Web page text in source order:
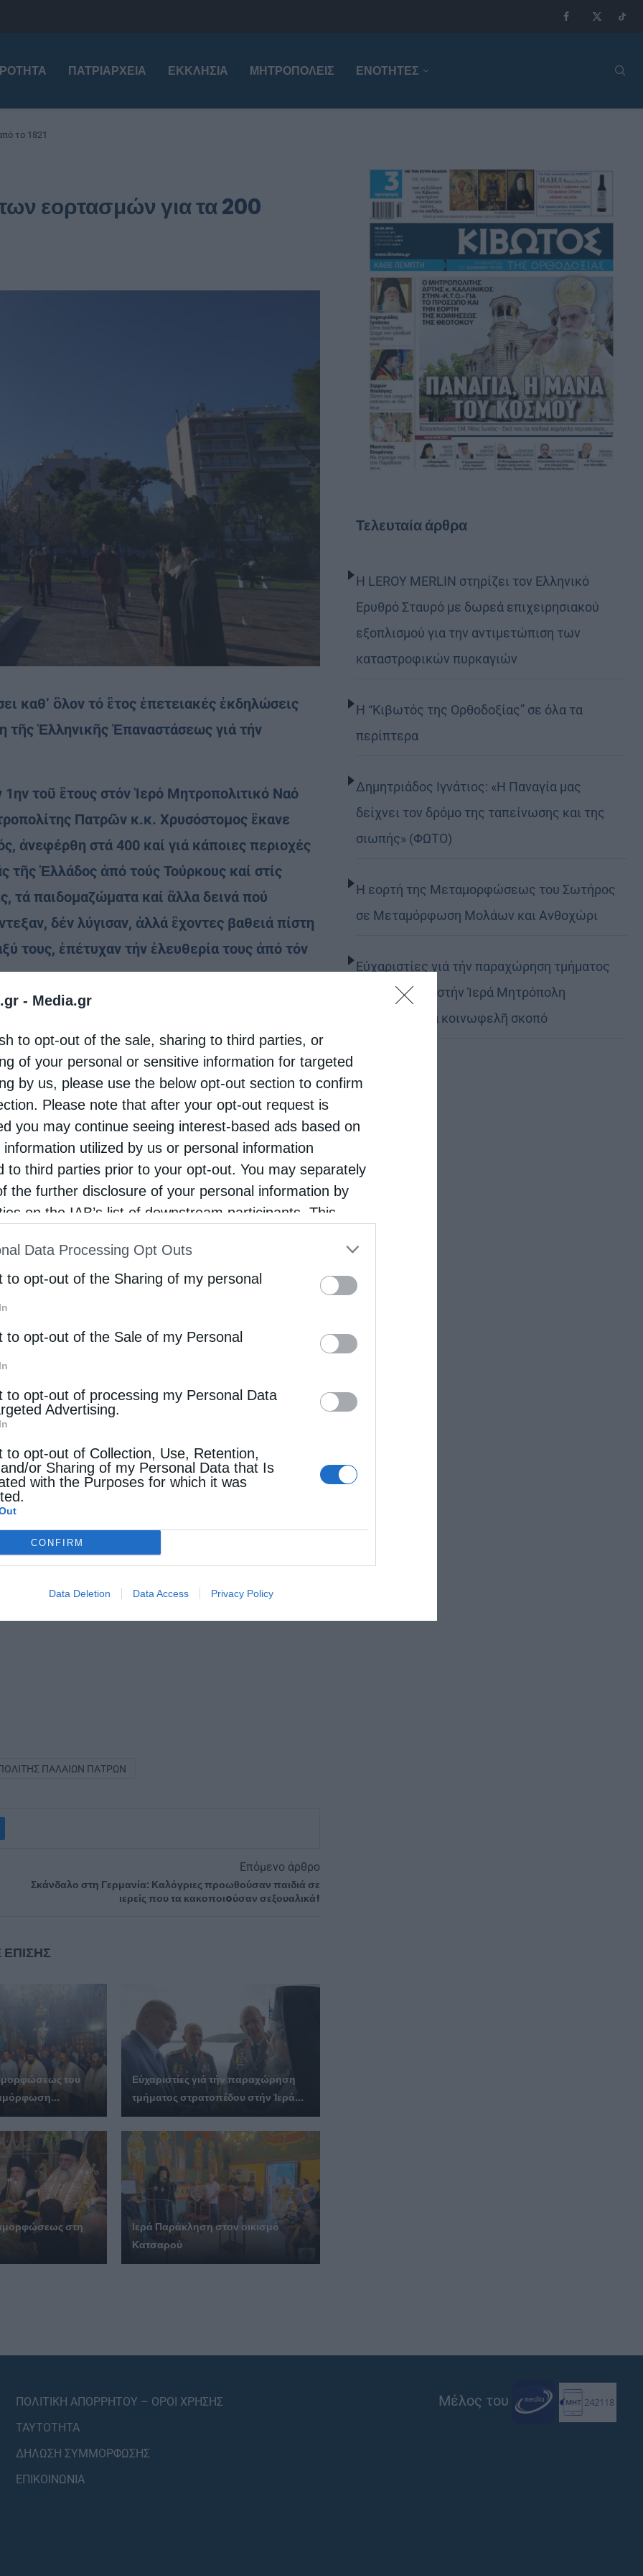
- Media.gr
to opt-out of the sale, sharing to third parties, or
of your personal or sensitive information for targeted
by us, please use the below opt-out section to confirm
Please note that after your opt-out request is
you may continue seeing interest-based ads based on
information utilized by us or personal information
to third parties prior to your opt-out. You may separately
the further disclosure of your personal information by
on the IAB’s list of downstream participants. This
of Downstream Participantsthat may further disclose it to
parties.
Data Processing Opt Outs
to opt-out of the Sharing of my personal
to opt-out of the Sale of my Personal
to opt-out of processing my Personal Data
Advertising.
to opt-out of Collection, Use, Retention,
or Sharing of my Personal Data that Is
with the Purposes for which it was
CONFIRM
Data Deletion Data Access Privacy Policy
ΠΑΤΡΙΑΡΧΕΊΑ ΕΚΚΛΗΣΊΑ ΜΗΤΡΟΠΌΛΕΙΣ ΕΝΟΤΗΤΕΣ
το 1821
εορτασμών για τα 200
καθ’ ὃλον τό ἒτος ἐπετειακές ἐκδηλώσεις
τῆς Ἑλληνικῆς Ἐπαναστάσεως γιά τήν
τοῦ ἒτους στόν Ἱερό Μητροπολιτικό Ναό
Πατρῶν κ.κ. Χρυσόστομος ἒκανε
ἀνεφέρθη στά 400 καί γιά κάποιες περιοχές
τῆς Ἑλλάδος ἀπό τούς Τούρκους καί στίς
τά παιδομαζώματα καί ἂλλα δεινά πού
δέν λύγισαν, ἀλλά ἒχοντες βαθειά πίστη
τους, ἐπέτυχαν τήν ἐλευθερία τους ἀπό τόν
Συνόδου «ἐπί τῇ πρώτῃ τοῦ ἒτους καί
χρόνια ἀπό τήν Ἑλληνική Ἐπανάσταση»
Ἐνθομάρτυρα Ἱεράρχη μετά τήν ἃλωση τῆς
Παλαιῶν Πατρῶν Νεόφυτος,
ἡγήθηκε ἀπελευθερωτικοῦ Ἐπαναστατικοῦ
ὁ Α‘, τεμαχισθείς ὑπό τῶν Τούρκων τό 1572
Πατρῶν Παρθένιος ὁ Ε‘, ὁ ὁποῖος
ἀντιστάσεώς του ἐναντίον τῶν Τούρκων
πνοή ἀγωνίστηκε ὑπέρ τῶν ἐθνικῶν μας
τῶν Πατρῶν, Γερμανό, ὁ ὁποῖος ὓψωσε τό
στήν πόλη τῶν Πατρῶν.
ἀφιερωμένος ἀπό τήν Μητρόπολή μας
καί κατάθεση στεφάνου ἀπό τόν
Πατραϊκοῦ Λαοῦ, στόν Ἀνδριάντα τοῦ
Πάτρα. Συγκινητική ἦτο ἡ στιγμή πού ὁ
μπροστά στόν Άνδριάντα τοῦ λαμπροῦ καί
τόν Ἐθνικό Ὓμνο μαζί μέ τούς Κληρικούς πού
τῶν Ὑψηλῶν Ἁλωνίων κατ’ ἐκείνην τήν
Σεβασμιώτατος εὐλόγησε τήν Βασιλόπιττα
ἒτος παρουσίᾳ τῶν Ἐκπροσώπων Ἀρχῶν καί
ΠΑΛΑΙΏΝ ΠΑΤΡΏΝ
Επόμενο άρθρο
Σκάνδαλο στη Γερμανία: Καλόγριες προωθούσαν παιδιά σε
ιερείς που τα κακοποιoύσαν σεξουαλικά!
ΕΠΙΣΗΣ
του
Εὐχαριστίες γιά τήν παραχώρηση
τμήματος στρατοπέδου στήν Ἱερά...
στη
Ιερά Παράκληση στον οικισμό
Κατσαρού
Τελευταία άρθρα
Η LEROY MERLIN στηρίζει τον Ελληνικό
Ερυθρό Σταυρό με δωρεά επιχειρησιακού
εξοπλισμού για την αντιμετώπιση των
καταστροφικών πυρκαγιών
Η “Κιβωτός της Ορθοδοξίας” σε όλα τα
περίπτερα
Δημητριάδος Ιγνάτιος: «Η Παναγία μας
δείχνει τον δρόμο της ταπείνωσης και της
σιωπής» (ΦΩΤΟ)
Η εορτή της Μεταμορφώσεως του Σωτήρος
σε Μεταμόρφωση Μολάων και Ανθοχώρι
Εὐχαριστίες γιά τήν παραχώρηση τμήματος
στρατοπέδου στήν Ἱερά Μητρόπολη
Καστορίας γιά κοινωφελῆ σκοπό
ΠΟΛΙΤΙΚΗ ΑΠΟΡΡΗΤΟΥ – ΟΡΟΙ ΧΡΗΣΗΣ
ΤΑΥΤΟΤΗΤΑ
ΔΗΛΩΣΗ ΣΥΜΜΟΡΦΩΣΗΣ
ΕΠΙΚΟΙΝΩΝΙΑ
Μέλος του